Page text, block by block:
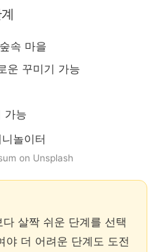
속 마을
운 꾸미기 가능
가능
on Unsplash
살짝 쉬운 단계를 선택
야 더 어려운 단계도 도전